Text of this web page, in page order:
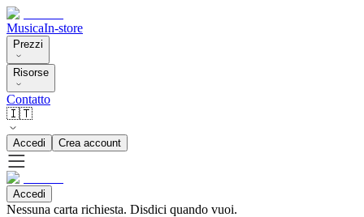
MusicaIn-store
Prezzi
Risorse
Contatto
🇮🇹
Accedi Crea account
Accedi
Nessuna carta richiesta. Disdici quando vuoi.